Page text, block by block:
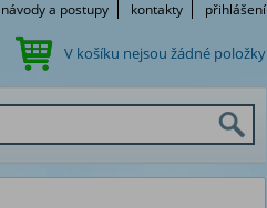
návody a postupy kontakty přihlášení
V košíku nejsou žádné položky